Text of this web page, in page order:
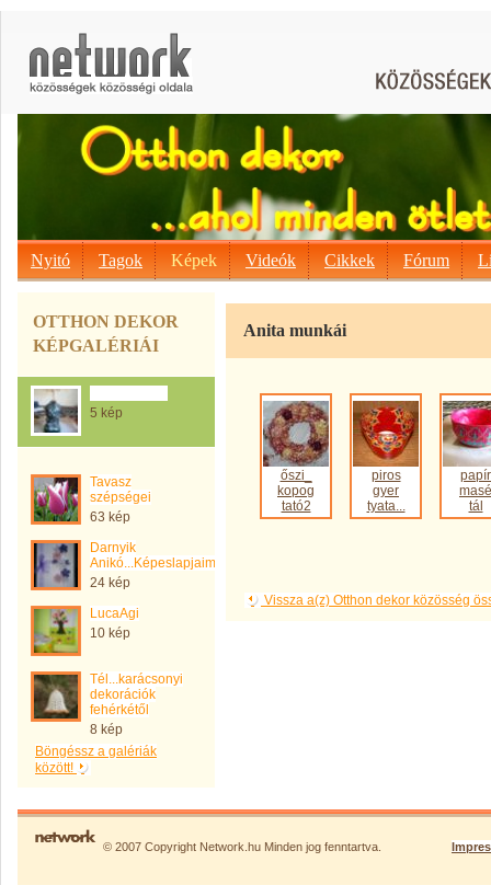
Nyitó Tagok Képek Videók Cikkek Fórum
OTTHON DEKOR
KÉPGALÉRIÁI
5 kép
Tavasz
szépségei
63 kép
Darnyik
Anikó...Képeslapjaim...
24 kép
LucaAgi
10 kép
Tél...karácsonyi
dekorációk
fehérkétől
8 kép
Böngéssz a galériák
között!
Anita munkái
őszi_
kopog
tató2
piros
gyer
tyata...
papír
masé
tál
Vissza a(z) Otthon dekor közösség
© 2007 Copyright Network.hu Minden jog fenntartva.